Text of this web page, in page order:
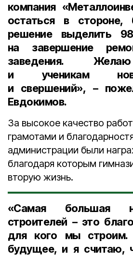
компания
остаться в стороне,
решение выделить
на завершение
заведения.
и ученикам
и свершений», –
Евдокимов.
За высокое качество
грамотами и
администрации были
благодаря которым
вторую жизнь.
«Самая большая
строителей – это
для кого мы
будущее, и я считаю,